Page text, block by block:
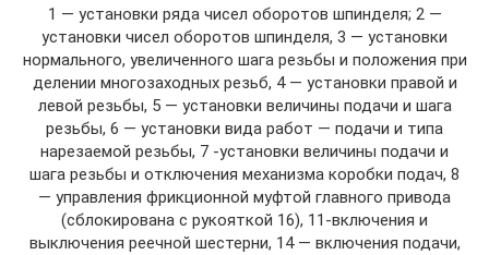
1 — установки ряда чисел оборотов шпинделя; 2 —
установки чисел оборотов шпинделя, 3 — установки
нормального, увеличенного шага резьбы и положения при
делении многозаходных резьб, 4 — установки правой и
левой резьбы, 5 — установки величины подачи и шага
резьбы, 6 — установки вида работ — подачи и типа
нарезаемой резьбы, 7 -установки величины подачи и
шага резьбы и отключения механизма коробки подач, 8
— управления фрикционной муфтой главного привода
(сблокирована с рукояткой 16), 11-включения и
выключения реечной шестерни, 14 — включения подачи,